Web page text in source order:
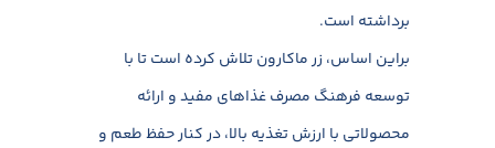
برداشته است.
براین اساس، زر ماکارون تلاش کرده است تا با
توسعه فرهنگ مصرف غذاهای مفید و ارائه
محصولاتی با ارزش تغذیه بالا، در کنار حفظ طعم و